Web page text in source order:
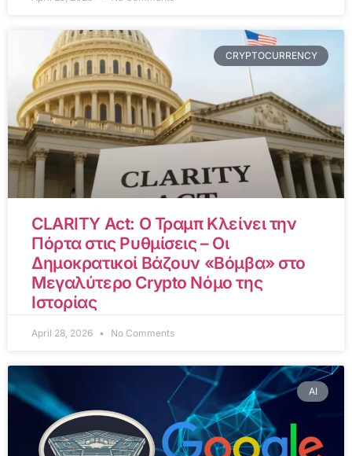
CRYPTOCURRENCY
CLARITY Act: Ο Τραμπ Κλείνει την
Πόρτα στις Ρυθμίσεις – Οι
Δημοκρατικοί Βάζουν «Βόμβα» στο
Μεγαλύτερο Crypto Νόμο της
Ιστορίας
April 28, 2026 No Comments
AI